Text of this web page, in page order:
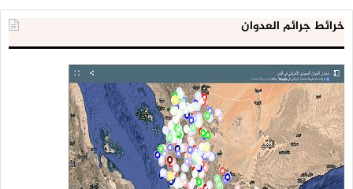
خرائط جرائم العدوان